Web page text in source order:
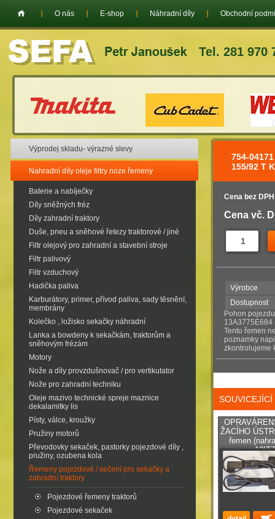
Tel. 281 970
O nás E-shop Náhradní díly Obchodní
Výprodej skladu- výrazné slevy
Nahradní díly oleje filtry noze řemeny
Baterie a nabíječky
Díly sněžných fréz
Díly zahradní traktory
Duše, pneu a sněhové řetezy traktorové / jiné
Filtr olejový pro zahradní a stavební stroje
Filtr palivový
Filtr vzduchový
Hadička paliva
Karburátory, primer, přívod paliva, sady těsnění,
membrány
Kolečko , ložisko sekačky náhradní
Lanka a bowdeny k sekačkám, traktorům a
sněhovým frézám
Motory
Nože a díly provzdušnovač / pro vertikutator
Nože pro zahradní techniku
Oleje mazivo technické spreje maznice
dekalamitky lis
Písty, válce, kroužky
Pružiny motorů
Převodovky sekaček, pastorky pojezdové díly ,
pružiny, ozubena kola
Řemeny pojezdové / sečení pro sekačky a
zahradní traktory
Pojezdové řemeny traktorů
Pojezdové sekaček
754-
155/92 T
Cena bez
Cena vč.
Výrobce
Dostupnost
Pohon
13A3775E684
Tento řemen
poznamky
zkontrolujeme
ŽACÍHO
řemen